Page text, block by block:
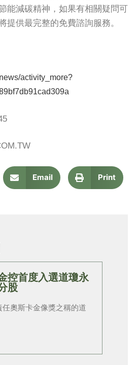
能減碳精神，如果有相關疑問可
提供最完整的免費諮詢服務。
activity_more?
Email Print
控首度入選道瓊永
股
任奧斯卡金像獎之稱的道